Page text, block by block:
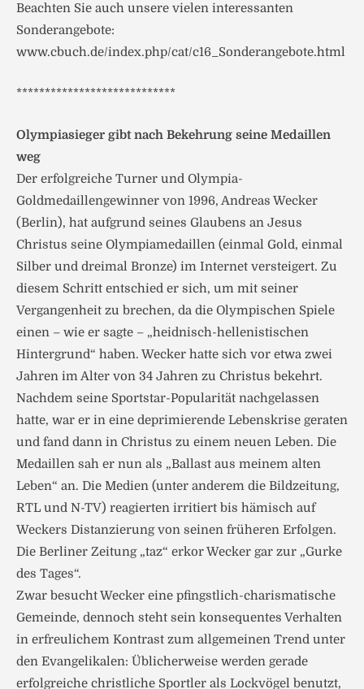
Beachten Sie auch unsere vielen interessanten
Sonderangebote:
www.cbuch.de/index.php/cat/c16_Sonderangebote.html
****************************
Olympiasieger gibt nach Bekehrung seine Medaillen
weg
Der erfolgreiche Turner und Olympia-
Goldmedaillengewinner von 1996, Andreas Wecker
(Berlin), hat aufgrund seines Glaubens an Jesus
Christus seine Olympiamedaillen (einmal Gold, einmal
Silber und dreimal Bronze) im Internet versteigert. Zu
diesem Schritt entschied er sich, um mit seiner
Vergangenheit zu brechen, da die Olympischen Spiele
einen – wie er sagte – „heidnisch-hellenistischen
Hintergrund“ haben. Wecker hatte sich vor etwa zwei
Jahren im Alter von 34 Jahren zu Christus bekehrt.
Nachdem seine Sportstar-Popularität nachgelassen
hatte, war er in eine deprimierende Lebenskrise geraten
und fand dann in Christus zu einem neuen Leben. Die
Medaillen sah er nun als „Ballast aus meinem alten
Leben“ an. Die Medien (unter anderem die Bildzeitung,
RTL und N-TV) reagierten irritiert bis hämisch auf
Weckers Distanzierung von seinen früheren Erfolgen.
Die Berliner Zeitung „taz“ erkor Wecker gar zur „Gurke
des Tages“.
Zwar besucht Wecker eine pfingstlich-charismatische
Gemeinde, dennoch steht sein konsequentes Verhalten
in erfreulichem Kontrast zum allgemeinen Trend unter
den Evangelikalen: Üblicherweise werden gerade
erfolgreiche christliche Sportler als Lockvögel benutzt,